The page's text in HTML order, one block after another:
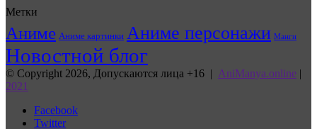
Метки
Аниме Аниме картинки Аниме персонажи Манги
Новостной блог
© Copyright 2026, Допускаются лица +16 | AniManya.online |
2021
Facebook
Twitter